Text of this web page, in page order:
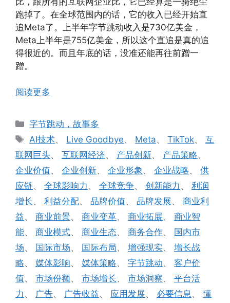
跑掉了。在全球范围内的话，它的收入已经开始直
追Meta了。上半年字节跳动收入是730亿美金，
Meta上半年是755亿美金，所以这个直追是真的追
得很近的。而且年底的话，没准还能再往前蹭一
蹭。
阅读更多
分
类
字节跳动，故事多
标
签
AI技术、 Live Goodbye、 Meta、TikTok、互
联网巨头、 互联网经济、 产品创新、 产品策略、
企业价值、 企业创新、 企业形象 、 企业战略、 供
应链、 全球影响力 、 全球竞争、 创新能力 、 利润
增长、 利益分配、 品牌价值、 品牌发展、 商业利
益、 商业前景、 商业变革、 商业拓展、 商业智
能、 商业模式、 商业生态、 商务合作、 国内市
场、 国际市场、 国际布局、 增强现实、 增长战
略、 媒体影响、 媒体策略、 字节跳动、 客户价
值、 市场份额、 市场增长、 市场洞察、 平台活
力 、 广告、 广告收益、 应用发展、 必要信息 、懂